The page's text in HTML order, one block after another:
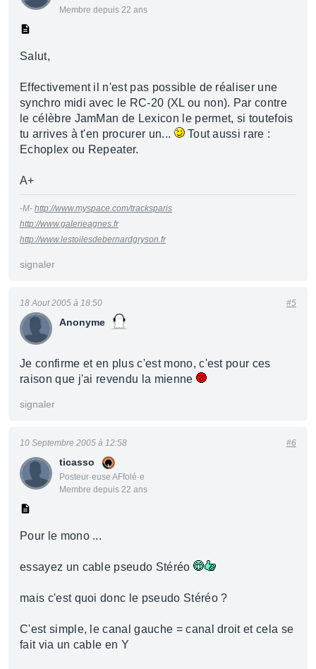
Membre depuis 22 ans
Salut,
Effectivement il n'est pas possible de réaliser une
synchro midi avec le RC-20 (XL ou non). Par contre
le célèbre JamMan de Lexicon le permet, si toutefois
tu arrives à t'en procurer un...
Tout aussi rare :
Echoplex ou Repeater.
A+
-M- http://www.myspace.com/tracksparis
http://www.galerieagnes.fr
http://www.lestoilesdebernardgryson.fr
signaler
Anonyme
18 Aout 2005 à 18:50 #5
Je confirme et en plus c'est mono, c'est pour ces
raison que j'ai revendu la mienne
signaler
ticasso
Posteur·euse AFfolé·e
Membre depuis 22 ans
10 Septembre 2005 à 12:58 #6
Pour le mono ...
essayez un cable pseudo Stéréo
mais c'est quoi donc le pseudo Stéréo ?
C'est simple, le canal gauche = canal droit et cela se
fait via un cable en Y